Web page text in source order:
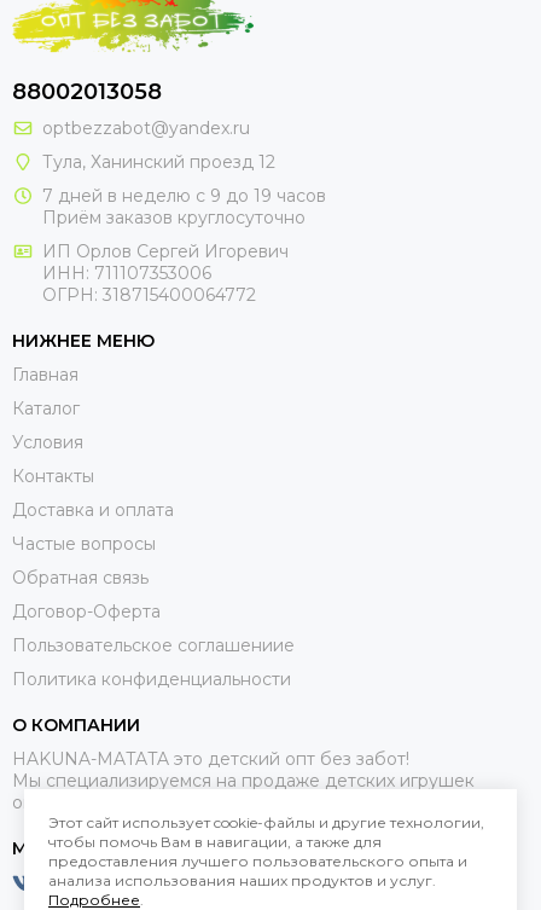
88002013058
optbezzabot@yandex.ru
Тула, Ханинский проезд 12
7 дней в неделю с 9 до 19 часов
Приём заказов круглосуточно
ИП Орлов Сергей Игоревич
ИНН: 711107353006
ОГРН: 318715400064772
НИЖНЕЕ МЕНЮ
Главная
Каталог
Условия
Контакты
Доставка и оплата
Частые вопросы
Обратная связь
Договор-Оферта
Пользовательское соглашениие
Политика конфиденциальности
О КОМПАНИИ
HAKUNA-MATATA это детский опт без забот!
Мы специализируемся на продаже детских игрушек
оптом.
МЕССЕНДЖЕРЫ
Этот сайт использует cookie-файлы и другие технологии,
чтобы помочь Вам в навигации, а также для
предоставления лучшего пользовательского опыта и
анализа использования наших продуктов и услуг.
Подробнее.